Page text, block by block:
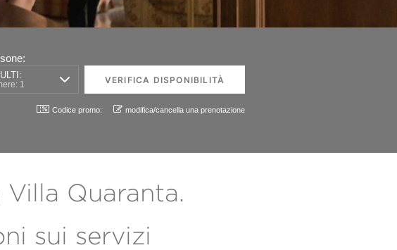
1
Codice promo: modifica/cancella una prenotazione
Quaranta.
sui servizi